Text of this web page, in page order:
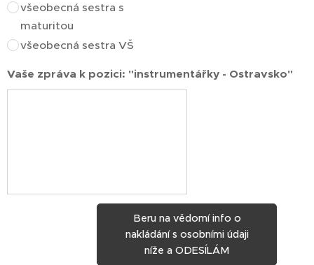
všeobecná sestra s
maturitou
všeobecná sestra VŠ
Vaše zpráva k pozici: "instrumentářky - Ostravsko"
Beru na vědomí info o
nakládání s osobními údaji
níže a ODESÍLÁM